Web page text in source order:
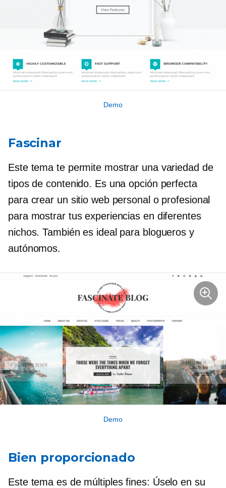
Demo
Fascinar
Este tema te permite mostrar una variedad de
tipos de contenido. Es una opción perfecta
para crear un sitio web personal o profesional
para mostrar tus experiencias en diferentes
nichos. También es ideal para blogueros y
autónomos.
Demo
Bien proporcionado
Este tema es de múltiples fines: Úselo en su